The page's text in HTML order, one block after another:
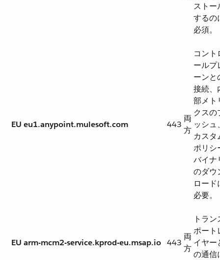
ストー
するの
必須。
EU eu1.anypoint.mulesoft.com 443
両
方
コント
ールプ
ーンと
接続、
部メト
クスの
ッシュ
カスタ
ポリシ
バイナ
のダウ
ロード
必要。
EU arm-mcm2-service.kprod-eu.msap.io 443
両
方
トラン
ポート
イヤー
の通信